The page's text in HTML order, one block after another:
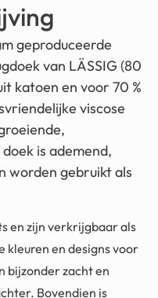
geproduceerde
van LÄSSIG (80
katoen en voor 70 %
viscose
is ademend,
worden gebruikt als
en zijn verkrijgbaar als
en designs voor
bijzonder zacht en
Bovendien is